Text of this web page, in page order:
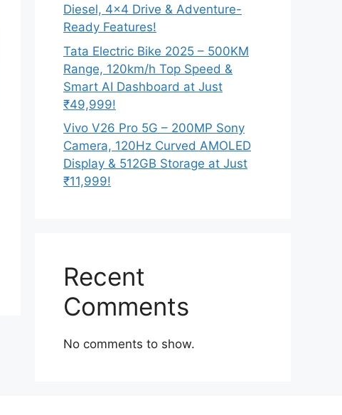
Diesel, 4×4 Drive & Adventure-
Ready Features!
Tata Electric Bike 2025 – 500KM
Range, 120km/h Top Speed &
Smart AI Dashboard at Just
₹49,999!
Vivo V26 Pro 5G – 200MP Sony
Camera, 120Hz Curved AMOLED
Display & 512GB Storage at Just
₹11,999!
Recent
Comments
No comments to show.